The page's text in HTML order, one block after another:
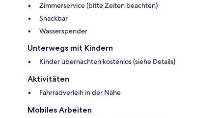
Zimmerservice (bitte Zeiten beachten)
Snackbar
Wasserspender
Unterwegs mit Kindern
Kinder übernachten kostenlos (siehe Details)
Aktivitäten
Fahrradverleih in der Nähe
Mobiles Arbeiten